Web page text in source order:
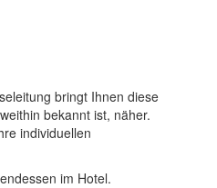
bringt Ihnen diese
bekannt ist, näher.
individuellen
im Hotel.